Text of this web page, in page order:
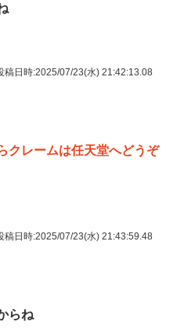
稿日時:2025/07/23(水) 21:42:13.08
クレームは任天堂へどうぞ
稿日時:2025/07/23(水) 21:43:59.48
らね